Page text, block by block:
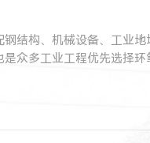
结构、机械设备、工业地
众多工业工程优先选择环